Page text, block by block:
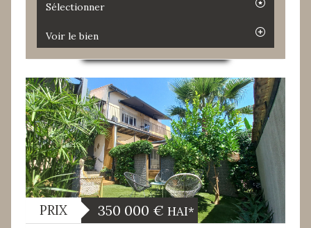
Sélectionner
Voir le bien
PRIX 350 000 € HAI*